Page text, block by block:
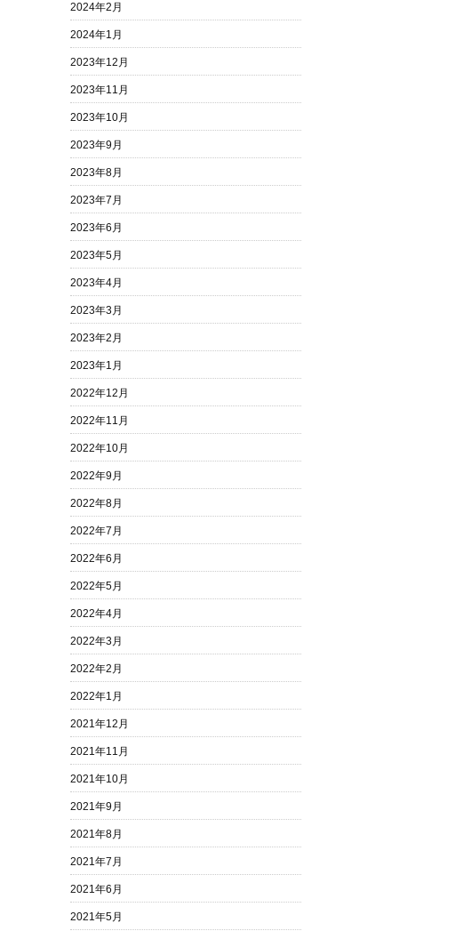
2024年2月
2024年1月
2023年12月
2023年11月
2023年10月
2023年9月
2023年8月
2023年7月
2023年6月
2023年5月
2023年4月
2023年3月
2023年2月
2023年1月
2022年12月
2022年11月
2022年10月
2022年9月
2022年8月
2022年7月
2022年6月
2022年5月
2022年4月
2022年3月
2022年2月
2022年1月
2021年12月
2021年11月
2021年10月
2021年9月
2021年8月
2021年7月
2021年6月
2021年5月